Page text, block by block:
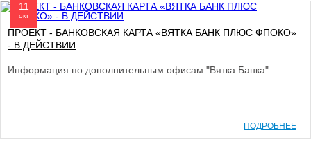
11
окт
ПРОЕКТ - БАНКОВСКАЯ КАРТА «ВЯТКА БАНК ПЛЮС ФПОКО»
- В ДЕЙСТВИИ
Информация по дополнительным офисам "Вятка Банка"
ПОДРОБНЕЕ